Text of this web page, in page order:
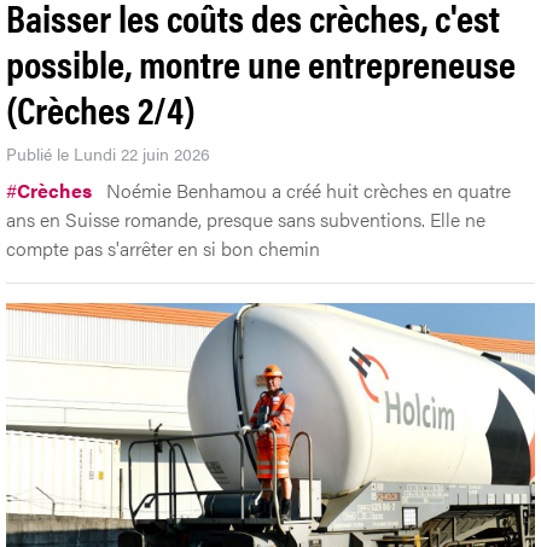
Baisser les coûts des crèches, c'est
possible, montre une entrepreneuse
(Crèches 2/4)
Publié le Lundi 22 juin 2026
#Crèches Noémie Benhamou a créé huit crèches en quatre
ans en Suisse romande, presque sans subventions. Elle ne
compte pas s'arrêter en si bon chemin